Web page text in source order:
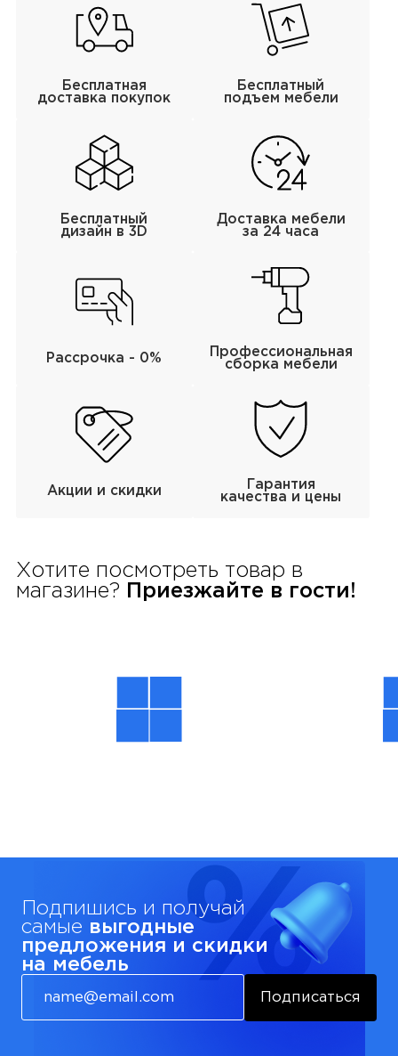
Бесплатная
доставка покупок
Бесплатный
подъем мебели
Бесплатный
дизайн в 3D
Доставка мебели
за 24 часа
Рассрочка - 0%
Профессиональная
сборка мебели
Акции и скидки
Гарантия
качества и цены
Хотите посмотреть товар в
магазине? Приезжайте в гости!
Подпишись и получай
самые выгодные
предложения и скидки
на мебель
Подписаться